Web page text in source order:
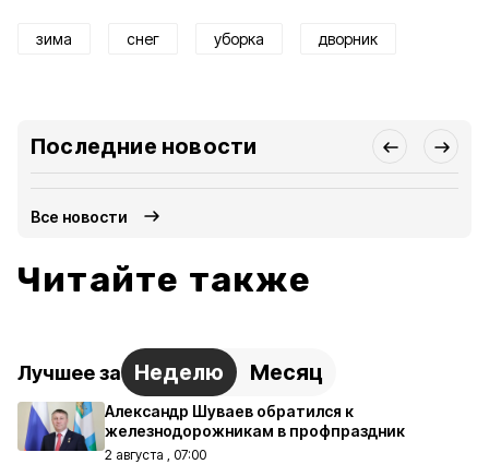
зима снег уборка дворник
Последние новости
Все новости
Читайте также
Лучшее за Неделю Месяц
Александр Шуваев обратился к
железнодорожникам в профпраздник
2 августа , 07:00